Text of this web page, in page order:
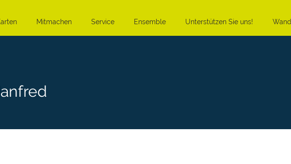
Mitmachen Service Ensemble Unterstützen Sie uns!